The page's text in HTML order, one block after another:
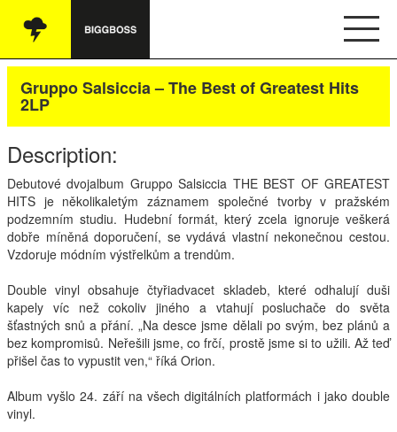
Vše
Audio
Oblečení
Knihy
Ostatní
Česky
Obchodní podmínky
Interpreti
Gruppo Salsiccia – The Best of Greatest Hits
2LP
Description:
Debutové dvojalbum Gruppo Salsiccia THE BEST OFGREATEST
HITS je několikaletým záznamem společné tvorby v pražském
podzemním studiu. Hudební formát, který zcela ignoruje veškerá
dobře míněná doporučení, se vydává vlastní nekonečnou cestou.
Vzdoruje módním výstřelkům a trendům.
Double vinyl obsahuje čtyřiadvacet skladeb, které odhalují duši
kapely víc než cokoliv jiného a vtahují posluchače do světa
šťastných snů a přání. „Na desce jsme dělali po svým, bez plánů a
bez kompromisů. Neřešili jsme, co frčí, prostě jsme si to užili. Až teď
přišel čas to vypustit ven,“ říká Orion.
Album vyšlo 24. září na všech digitálních platformách i jako double
vinyl.